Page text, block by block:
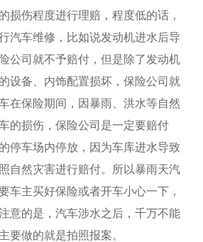
损伤程度进行理赔，程度低的话，
汽车维修，比如说发动机进水后导
公司就不予赔付，但是除了发动机
设备、内饰配置损坏，保险公司就
在保险期间，因暴雨、洪水等自然
的损伤，保险公司是一定要赔付
停车场内停放，因为车库进水导致
自然灾害进行赔付。所以暴雨天汽
车主买好保险或者开车小心一下，
意的是，汽车涉水之后，千万不能
要做的就是拍照报案。